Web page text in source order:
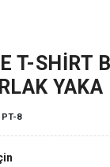
T-SHİRT
YAKA
PT-8